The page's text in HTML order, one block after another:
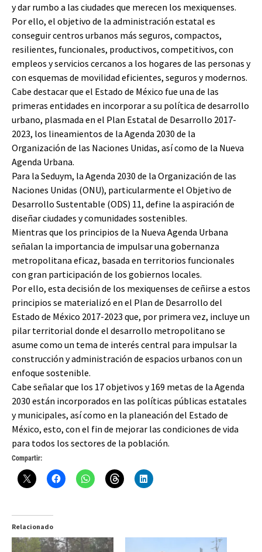
y dar rumbo a las ciudades que merecen los mexiquenses.
Por ello, el objetivo de la administración estatal es
conseguir centros urbanos más seguros, compactos,
resilientes, funcionales, productivos, competitivos, con
empleos y servicios cercanos a los hogares de las personas y
con esquemas de movilidad eficientes, seguros y modernos.
Cabe destacar que el Estado de México fue una de las
primeras entidades en incorporar a su política de desarrollo
urbano, plasmada en el Plan Estatal de Desarrollo 2017-
2023, los lineamientos de la Agenda 2030 de la
Organización de las Naciones Unidas, así como de la Nueva
Agenda Urbana.
Para la Seduym, la Agenda 2030 de la Organización de las
Naciones Unidas (ONU), particularmente el Objetivo de
Desarrollo Sustentable (ODS) 11, define la aspiración de
diseñar ciudades y comunidades sostenibles.
Mientras que los principios de la Nueva Agenda Urbana
señalan la importancia de impulsar una gobernanza
metropolitana eficaz, basada en territorios funcionales
con gran participación de los gobiernos locales.
Por ello, esta decisión de los mexiquenses de ceñirse a estos
principios se materializó en el Plan de Desarrollo del
Estado de México 2017-2023 que, por primera vez, incluye un
pilar territorial donde el desarrollo metropolitano se
asume como un tema de interés central para impulsar la
construcción y administración de espacios urbanos con un
enfoque sostenible.
Cabe señalar que los 17 objetivos y 169 metas de la Agenda
2030 están incorporados en las políticas públicas estatales
y municipales, así como en la planeación del Estado de
México, esto, con el fin de mejorar las condiciones de vida
para todos los sectores de la población.
Compartir:
Relacionado